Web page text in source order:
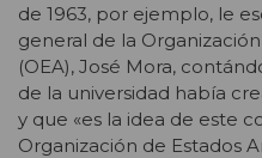
de 1963, por ejemplo, le
general de la
(OEA), José Mora,
de la universidad había
y que «es la idea de este
Organización de Estados